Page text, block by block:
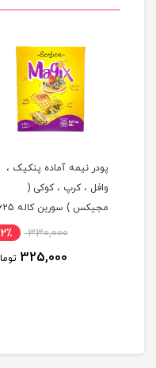
پودر نیمه آماده پنکیک ،
وافل ، کرپ ، کوکی (
مجیکس ) سوربن
330,000 2٪
325,000